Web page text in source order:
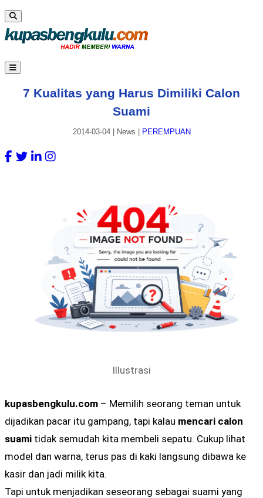
7 Kualitas yang Harus Dimiliki Calon
Suami
2014-03-04| News PEREMPUAN
Illustrasi
kupasbengkulu.com – Memilih seorang teman untuk
dijadikan pacar itu gampang, tapi kalau mencari calon
suami tidak semudah kita membeli sepatu. Cukup lihat
model dan warna, terus pas di kaki langsung dibawa ke
kasir dan jadi milik kita.
Tapi untuk menjadikan seseorang sebagai suami yang